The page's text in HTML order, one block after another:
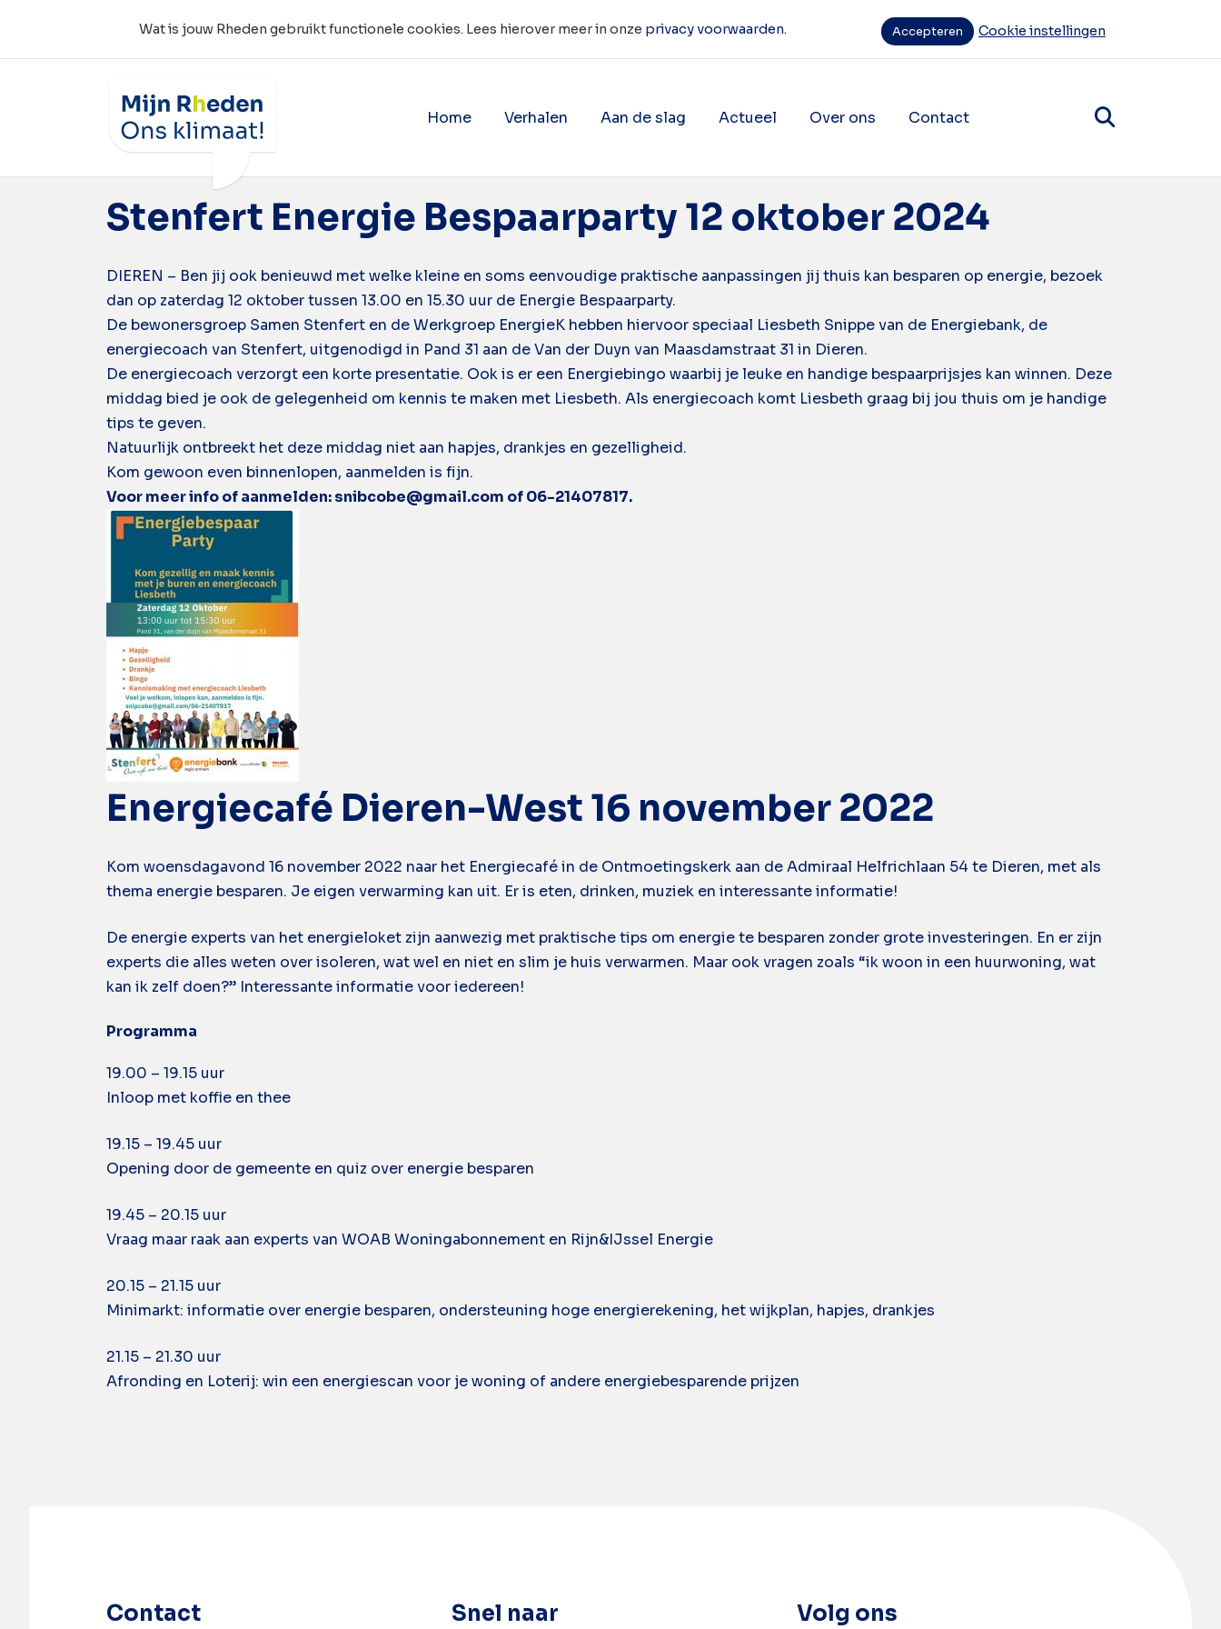
Wat is jouw Rheden gebruikt functionele cookies. Lees hierover meer in onze privacy voorwaarden. Accepteren Cookie instellingen
Wat is jouw Rheden
Home
Verhalen
Aan de slag
Actueel
Over ons Contact
Tag:Energie besparen
Stenfert Energie Bespaarparty 12 oktober 2024
DIEREN – Ben jij ook benieuwd met welke kleine en soms eenvoudige praktische aanpassingen jij thuis kan besparen op energie, bezoek
dan op zaterdag 12 oktober tussen 13.00 en 15.30 uur de Energie Bespaarparty.
De bewonersgroep Samen Stenfert en de Werkgroep EnergieK hebben hiervoor speciaal Liesbeth Snippe van de Energiebank, de
energiecoach van Stenfert, uitgenodigd in Pand 31 aan de Van der Duyn van Maasdamstraat 31 in Dieren.
De energiecoach verzorgt een korte presentatie. Ook is er een Energiebingo waarbij je leuke en handige bespaarprijsjes kan winnen. Deze
middag bied je ook de gelegenheid om kennis te maken met Liesbeth. Als energiecoach komt Liesbeth graag bij jou thuis om je handige
tips te geven.
Natuurlijk ontbreekt het deze middag niet aan hapjes, drankjes en gezelligheid.
Kom gewoon even binnenlopen, aanmelden is fijn.
Voor meer info of aanmelden: snibcobe@gmail.com of 06-21407817.
Energiecafé Dieren-West 16 november 2022
Kom woensdagavond 16 november 2022 naar het Energiecafé in de Ontmoetingskerk aan de Admiraal Helfrichlaan 54 te Dieren, met als
thema energie besparen. Je eigen verwarming kan uit. Er is eten, drinken, muziek en interessante informatie!
De energie experts van het energieloket zijn aanwezig met praktische tips om energie te besparen zonder grote investeringen. En er zijn
experts die alles weten over isoleren, wat wel en niet en slim je huis verwarmen. Maar ook vragen zoals “ik woon in een huurwoning, wat
kan ik zelf doen?” Interessante informatie voor iedereen!
Programma
19.00 – 19.15 uur
Inloop met koffie en thee
19.15 – 19.45 uur
Opening door de gemeente en quiz over energie besparen
19.45 – 20.15 uur
Vraag maar raak aan experts van WOAB Woningabonnement en Rijn&IJssel Energie
20.15 – 21.15 uur
Minimarkt: informatie over energie besparen, ondersteuning hoge energierekening, het wijkplan, hapjes, drankjes
21.15 – 21.30 uur
Afronding en Loterij: win een energiescan voor je woning of andere energiebesparende prijzen
Contact Snel naar Volg ons